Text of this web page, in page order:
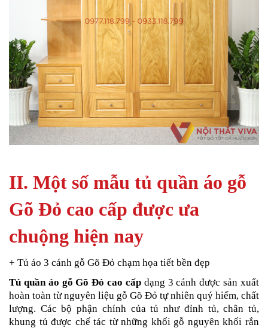
II. Một số mẫu tủ quần áo gỗ
Gõ Đỏ cao cấp được ưa
chuộng hiện nay
+ Tủ áo 3 cánh gỗ Gõ Đỏ chạm họa tiết bền đẹp
Tủ quần áo gỗ Gõ Đỏ cao cấp dạng 3 cánh được sản xuất
hoàn toàn từ nguyên liệu gỗ Gõ Đỏ tự nhiên quý hiếm, chất
lượng. Các bộ phận chính của tủ như đỉnh tủ, chân tủ,
khung tủ được chế tác từ những khối gỗ nguyên khối rắn